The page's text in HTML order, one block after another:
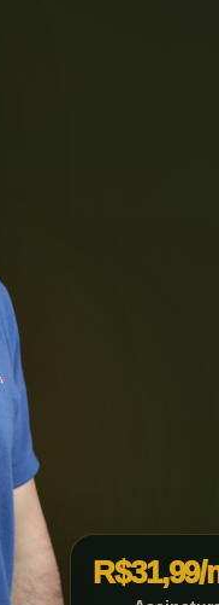
R$31,99/